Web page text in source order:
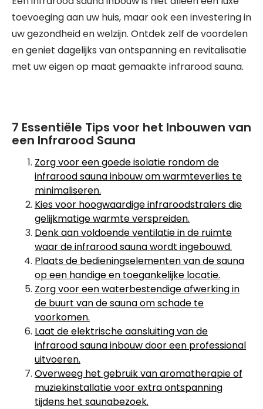
toevoeging aan uw huis, maar ook een investering in
uw gezondheid en welzijn. Ontdek zelf de voordelen
en geniet dagelijks van ontspanning en revitalisatie
met uw eigen op maat gemaakte infrarood sauna.
7 Essentiële Tips voor het Inbouwen van
een Infrarood Sauna
Zorg voor een goede isolatie rondom de
infrarood sauna inbouw om warmteverlies te
minimaliseren.
Kies voor hoogwaardige infraroodstralers die
gelijkmatige warmte verspreiden.
Denk aan voldoende ventilatie in de ruimte
waar de infrarood sauna wordt ingebouwd.
Plaats de bedieningselementen van de sauna
op een handige en toegankelijke locatie.
Zorg voor een waterbestendige afwerking in
de buurt van de sauna om schade te
voorkomen.
Laat de elektrische aansluiting van de
infrarood sauna inbouw door een professional
uitvoeren.
Overweeg het gebruik van aromatherapie of
muziekinstallatie voor extra ontspanning
tijdens het saunabezoek.